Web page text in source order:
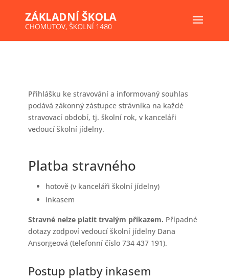
Přihlášku ke stravování a informovaný souhlas
podává zákonný zástupce strávníka na každé
stravovací období, tj. školní rok, v kanceláři
vedoucí školní jídelny.
Platba stravného
hotově (v kanceláři školní jídelny)
inkasem
Stravné nelze platit trvalým příkazem. Případné
dotazy zodpoví vedoucí školní jídelny Dana
Ansorgeová (telefonní číslo 734 437 191).
Postup platby inkasem